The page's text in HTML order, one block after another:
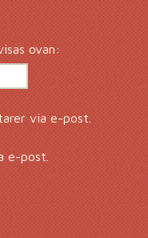
ovan:
via e-post.
e-post.